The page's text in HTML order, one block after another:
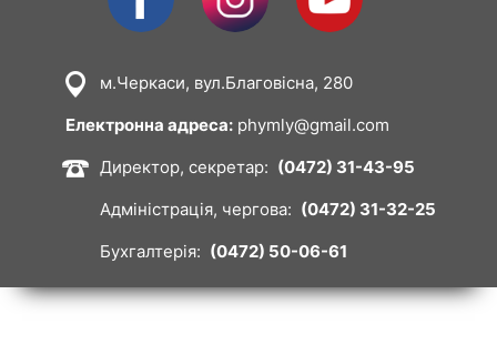
Imageм.Черкаси, вул.Благовісна, 280
Електронна адреса:phymly@gmail.com
ImageДиректор, секретар: (0472) 31-43-95
Адміністрація, чергова: (0472) 31-32-25
Бухгалтерія: (0472) 50-06-61